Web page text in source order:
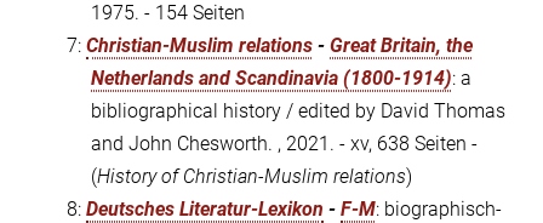
1975. - 154 Seiten
7: Christian-Muslim relations - Great Britain, the
Netherlands and Scandinavia (1800-1914): a
bibliographical history / edited by David Thomas
and John Chesworth. , 2021. - xv, 638 Seiten -
(History of Christian-Muslim relations)
8: Deutsches Literatur-Lexikon - F-M: biographisch-